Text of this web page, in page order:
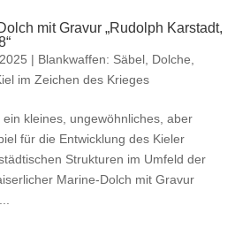
mit Gravur „Rudolph Karstadt,
| Blankwaffen: Säbel, Dolche,
im Zeichen des Krieges
kleines, ungewöhnliches, aber
für die Entwicklung des Kieler
Strukturen im Umfeld der
Marine-Dolch mit Gravur